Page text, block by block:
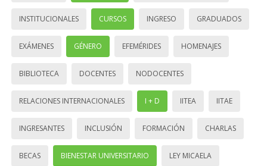
INSTITUCIONALES CURSOS INGRESO GRADUADOS
EXÁMENES GÉNERO EFEMÉRIDES HOMENAJES
BIBLIOTECA DOCENTES NODOCENTES
RELACIONES INTERNACIONALES I + D IITEA IITAE
INGRESANTES INCLUSIÓN FORMACIÓN CHARLAS
BECAS BIENESTAR UNIVERSITARIO LEY MICAELA